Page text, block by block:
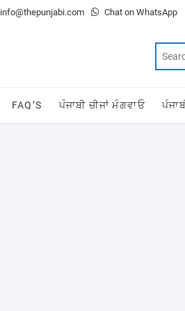
info@thepunjabi.com Chat on WhatsApp
FAQ’S ਪੰਜਾਬੀ ਚੀਜਾਂ ਮੰਗਵਾਓ